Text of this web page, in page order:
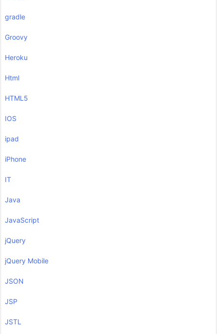
gradle
Groovy
Heroku
Html
HTML5
IOS
ipad
iPhone
IT
Java
JavaScript
jQuery
jQuery Mobile
JSON
JSP
JSTL